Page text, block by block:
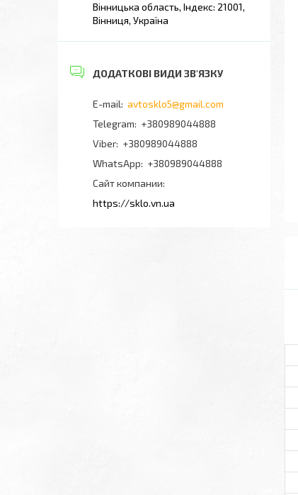
Вінницька область, Індекс: 21001,
Вінниця, Україна
avtosklo5@gmail.com
+380989044888
+380989044888
+380989044888
Сайт компании
https://sklo.vn.ua